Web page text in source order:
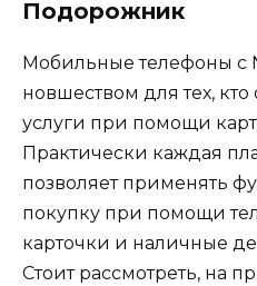
Подорожник
Мобильные телефоны с
новшеством для тех,
услуги при помощи
Практически каждая
позволяет применять
покупку при помощи
карточки и наличные
Стоит рассмотреть, на